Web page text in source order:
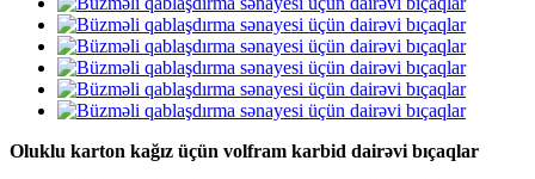
Oluklu karton kağız üçün volfram karbid dairəvi bıçaqlar